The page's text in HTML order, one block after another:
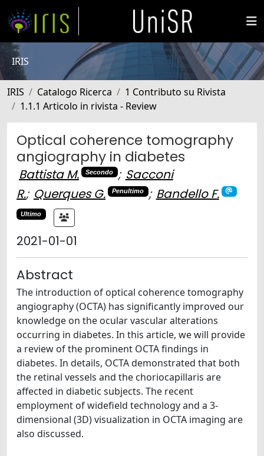
IRIS
IRIS Catalogo Ricerca
1 Contributo su Rivista
1.1.1 Articolo in rivista - Review
Optical coherence tomography
angiography in diabetes
Battista M. Secondo ; Sacconi
R.; Querques G. Penultimo ; Bandello F.
Ultimo
2021-01-01
Abstract
The introduction of optical coherence tomography
angiography (OCTA) has significantly improved our
knowledge on the ocular vascular alterations
occurring in diabetes. In this article, we will provide
a review of the prominent OCTA findings in
diabetes. In details, OCTA demonstrated that both
the retinal vessels and the choriocapillaris are
affected in diabetic subjects. The recent
employment of widefield technology and a 3-
dimensional (3D) visualization in OCTA imaging are
also discussed.